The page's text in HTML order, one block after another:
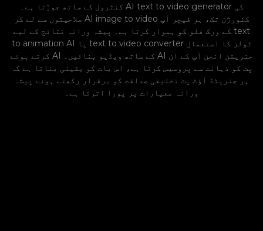
کنٹرول کے ساتھ جوڑتا ہے۔ AI text to video generator کی
صلاحیتوں سے لے کر AI image to video کنورژن تک، ہر فیچر آپ
کے ورک فلو کو ہموار کرتا ہے۔ پیشہ ورانہ نتائج کے لیے text
to animation AI یا text to video converter ٹولز کا استعمال
کرتے ہوئے AI کے ساتھ ویڈیو بنائیں۔ AI جنریشن انجن آپ کے ان
پٹ کو ذہانت سے پروسیس کرتا ہے، اس بات کو یقینی بناتا ہے کہ
ہر جنریٹڈ آؤٹ پٹ تخلیقی صداقت کو برقرار رکھتے ہوئے پیشہ
ورانہ معیارات پر پورا اترتا ہے۔